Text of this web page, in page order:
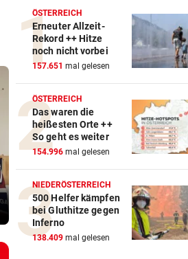
„Zauber-
Zawie“glänzten
bei Salzburg
viel Hass
begegnet“
ÖSTERREICH
Erneuter Allzeit-
Rekord ++ Hitze
noch nicht vorbei
157.651 mal gelesen
ÖSTERREICH
Das waren die
heißesten Orte ++
So geht es weiter
154.996 mal gelesen
NIEDERÖSTERREICH
500 Helfer kämpfen
bei Gluthitze gegen
Inferno
138.409 mal gelesen